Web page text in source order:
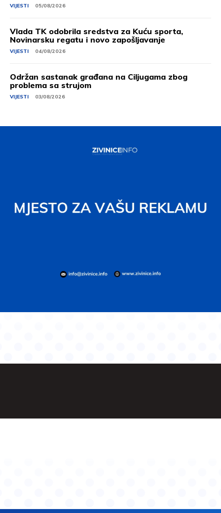
VIJESTI 05/08/2026
Vlada TK odobrila sredstva za Kuću sporta,
Novinarsku regatu i novo zapošljavanje
VIJESTI 04/08/2026
Održan sastanak građana na Ciljugama zbog
problema sa strujom
VIJESTI 03/08/2026